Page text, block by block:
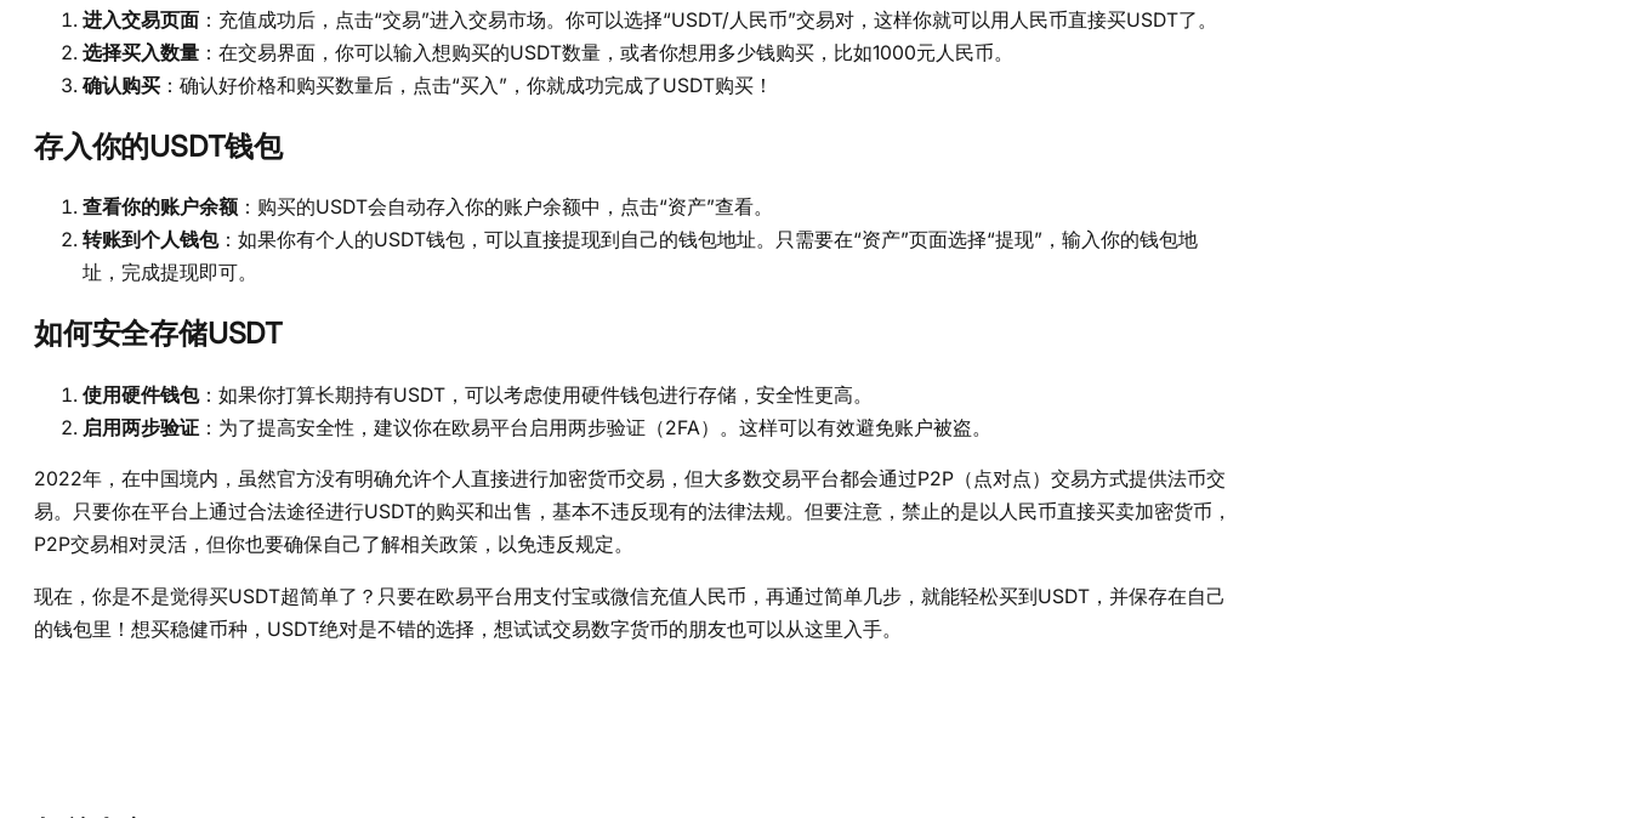
进入交易页面 ：充值成功后，点击“交易”进入交易市场。你可以选择“USDT/人民币”交易对，这样你就可以用人民币直接买USDT了。
选择买入数量 ：在交易界面，你可以输入想购买的USDT数量，或者你想用多少钱购买，比如1000元人民币。
确认购买 ：确认好价格和购买数量后，点击“买入”，你就成功完成了USDT购买！
存入你的USDT钱包
查看你的账户余额 ：购买的USDT会自动存入你的账户余额中，点击“资产”查看。
转账到个人钱包：如果你有个人的USDT钱包，可以直接提现到自己的钱包地址。只需要在“资产”页面选择“提现”，输入你的钱包地
址，完成提现即可。
如何安全存储USDT
使用硬件钱包：如果你打算长期持有USDT，可以考虑使用硬件钱包进行存储，安全性更高。
启用两步验证 ：为了提高安全性，建议你在欧易平台启用两步验证（2FA）。这样可以有效避免账户被盗。
2022年，在中国境内，虽然官方没有明确允许个人直接进行加密货币交易，但大多数交易平台都会通过P2P（点对点）交易方式提供法币交
易。只要你在平台上通过合法途径进行USDT的购买和出售，基本不违反现有的法律法规。但要注意，禁止的是以人民币直接买卖加密货币，
P2P交易相对灵活，但你也要确保自己了解相关政策，以免违反规定。
现在，你是不是觉得买USDT超简单了？只要在欧易平台用支付宝或微信充值人民币，再通过简单几步，就能轻松买到USDT，并保存在自己
的钱包里！想买稳健币种，USDT绝对是不错的选择，想试试交易数字货币的朋友也可以从这里入手。